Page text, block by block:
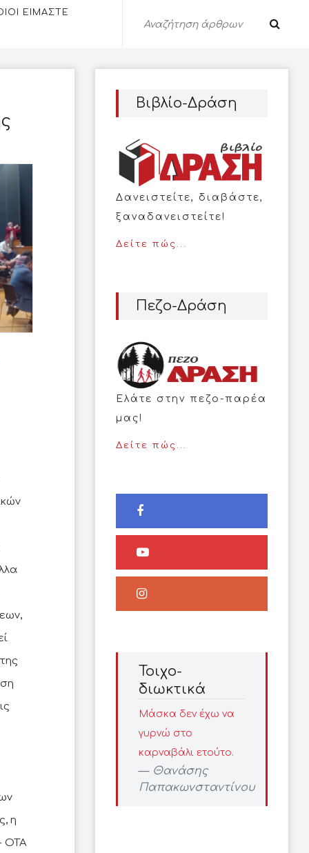
ΕΙΜΑΣΤΕ
η
ΟΤΑ
Βιβλίο-Δράση
Δανειστείτε, διαβάστε,
ξαναδανειστείτε!
Δείτε πώς...
Πεζο-Δράση
Ελάτε στην πεζο-παρέα
μας!
Δείτε πώς...
Τοιχο-
διωκτικά
Μάσκα δεν έχω να
γυρνώ στο
καρναβάλι ετούτο.
Θανάσης
Παπακωνσταντίνου